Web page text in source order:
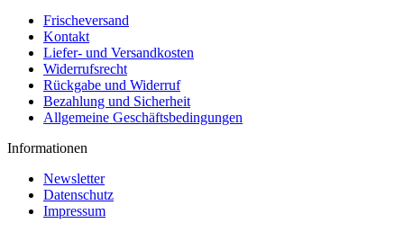
Frischeversand
Kontakt
Liefer- und Versandkosten
Widerrufsrecht
Rückgabe und Widerruf
Bezahlung und Sicherheit
Allgemeine Geschäftsbedingungen
Informationen
Newsletter
Datenschutz
Impressum